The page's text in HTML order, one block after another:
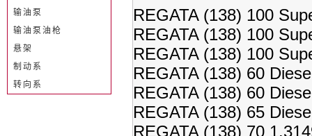
REGATA (138) 100
REGATA (138) 100
REGATA (138) 100
REGATA (138) 60
REGATA (138) 60
REGATA (138) 65
REGATA (138) 70
输油泵
输油泵油枪
悬架
制动系
转向系